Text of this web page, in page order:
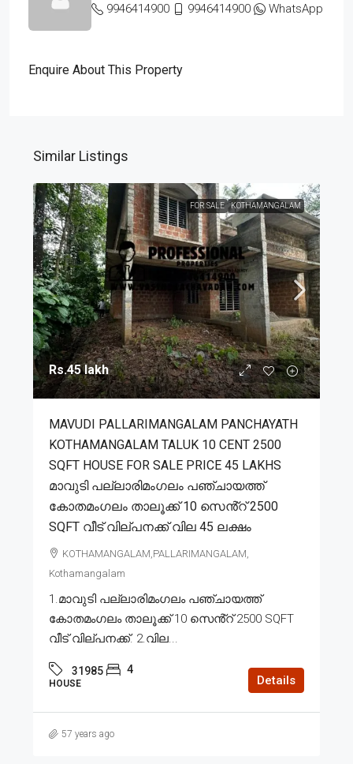
9946414900
9946414900 WhatsApp
Enquire About This Property
Similar Listings
FOR SALE KOTHAMANGALAM
Rs.45 lakh
MAVUDI PALLARIMANGALAM PANCHAYATH
KOTHAMANGALAM TALUK 10 CENT 2500
SQFT HOUSE FOR SALE PRICE 45 LAKHS
മാവുടി പല്ലാരിമംഗലം പഞ്ചായത്ത്
കോതമംഗലം താലൂക്ക് 10 സെൻ്റ് 2500
SQFT വീട് വില്പനക്ക് വില 45 ലക്ഷം
KOTHAMANGALAM,PALLARIMANGALAM,
Kothamangalam
1.മാവുടി പല്ലാരിമംഗലം പഞ്ചായത്ത്
കോതമംഗലം താലൂക്ക് 10 സെൻ്റ് 2500 SQFT
വീട് വില്പനക്ക്. 2.വില...
31985 4
HOUSE Details
57 years ago